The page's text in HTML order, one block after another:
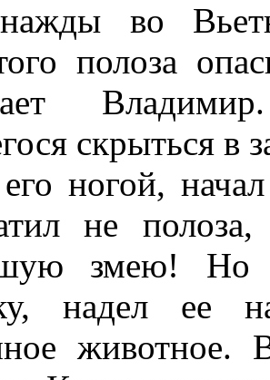
во
полоза
скрыться в
ногой,
не
змею! Но
надел ее
животное.